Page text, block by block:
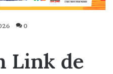
0
Link de